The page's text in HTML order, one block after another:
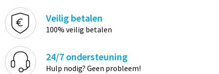
Veilig betalen
100% veilig betalen
24/7 ondersteuning
Hulp nodig? Geen probleem!